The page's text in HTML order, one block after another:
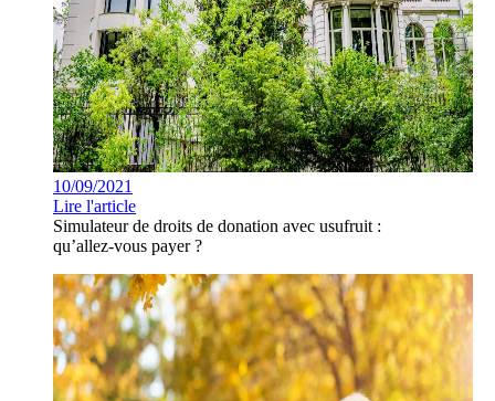
10/09/2021
Lire l'article
Simulateur de droits de donation avec usufruit :
qu’allez-vous payer ?